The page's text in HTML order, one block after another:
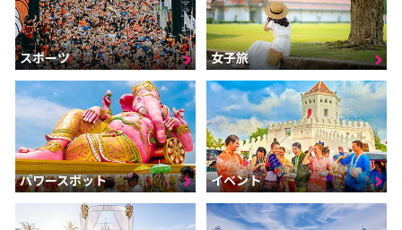
スポーツ 女子旅
パワースポット イベント